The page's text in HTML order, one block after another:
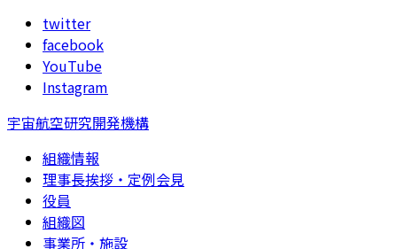
twitter
facebook
YouTube
Instagram
宇宙航空研究開発機構
組織情報
理事長挨拶・定例会見
役員
組織図
事業所・施設